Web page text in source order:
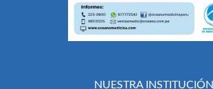
NUESTRA INSTITUCIÓN